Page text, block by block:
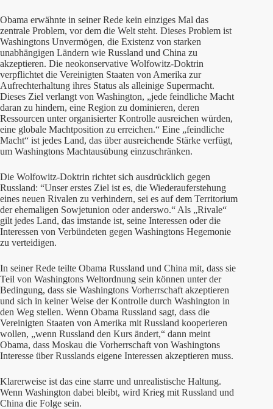
Obama erwähnte in seiner Rede kein einziges Mal das
zentrale Problem, vor dem die Welt steht. Dieses Problem ist
Washingtons Unvermögen, die Existenz von starken
unabhängigen Ländern wie Russland und China zu
akzeptieren. Die neokonservative Wolfowitz-Doktrin
verpflichtet die Vereinigten Staaten von Amerika zur
Aufrechterhaltung ihres Status als alleinige Supermacht.
Dieses Ziel verlangt von Washington, „jede feindliche Macht
daran zu hindern, eine Region zu dominieren, deren
Ressourcen unter organisierter Kontrolle ausreichen würden,
eine globale Machtposition zu erreichen.“ Eine „feindliche
Macht“ ist jedes Land, das über ausreichende Stärke verfügt,
um Washingtons Machtausübung einzuschränken.
Die Wolfowitz-Doktrin richtet sich ausdrücklich gegen
Russland: “Unser erstes Ziel ist es, die Wiederauferstehung
eines neuen Rivalen zu verhindern, sei es auf dem Territorium
der ehemaligen Sowjetunion oder anderswo.“ Als „Rivale“
gilt jedes Land, das imstande ist, seine Interessen oder die
Interessen von Verbündeten gegen Washingtons Hegemonie
zu verteidigen.
In seiner Rede teilte Obama Russland und China mit, dass sie
Teil von Washingtons Weltordnung sein können unter der
Bedingung, dass sie Washingtons Vorherrschaft akzeptieren
und sich in keiner Weise der Kontrolle durch Washington in
den Weg stellen. Wenn Obama Russland sagt, dass die
Vereinigten Staaten von Amerika mit Russland kooperieren
wollen, „wenn Russland den Kurs ändert,“ dann meint
Obama, dass Moskau die Vorherrschaft von Washingtons
Interesse über Russlands eigene Interessen akzeptieren muss.
Klarerweise ist das eine starre und unrealistische Haltung.
Wenn Washington dabei bleibt, wird Krieg mit Russland und
China die Folge sein.